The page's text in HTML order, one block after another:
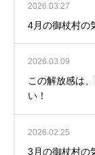
2026.03.27
4月の御杖村の
2026.03.09
この解放感は
い！
2026.02.25
3月の御杖村の